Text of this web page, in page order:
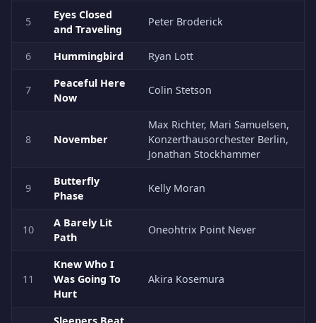
5
Eyes Closed
and Traveling
Peter Broderick
6 Hummingbird Ryan Lott
7
Peaceful Here
Now
Colin Stetson
8 November
Max Richter, Mari Samuelsen,
Konzerthausorchester Berlin,
Jonathan Stockhammer
9
Butterfly
Phase
Kelly Moran
10
A Barely Lit
Path
Oneohtrix Point Never
11
Knew Who I
Was Going To
Hurt
Akira Kosemura